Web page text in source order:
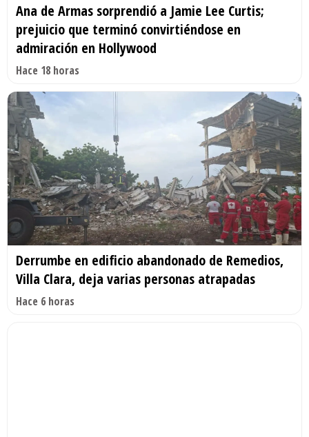
Ana de Armas sorprendió a Jamie Lee Curtis;
prejuicio que terminó convirtiéndose en
admiración en Hollywood
Hace 18 horas
Derrumbe en edificio abandonado de Remedios,
Villa Clara, deja varias personas atrapadas
Hace 6 horas